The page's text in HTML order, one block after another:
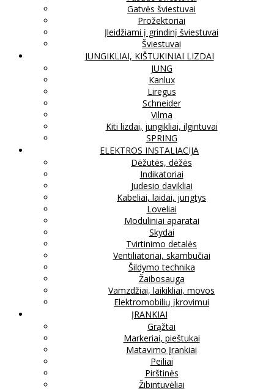
Gatvės šviestuvai
Prožektoriai
Įleidžiami į grindinį šviestuvai
Šviestuvai
JUNGIKLIAI, KIŠTUKINIAI LIZDAI
JUNG
Kanlux
Liregus
Schneider
Vilma
Kiti lizdai, jungikliai, ilgintuvai
SPRING
ELEKTROS INSTALIACIJA
Dėžutės, dėžės
Indikatoriai
Judesio davikliai
Kabeliai, laidai, jungtys
Loveliai
Moduliniai aparatai
Skydai
Tvirtinimo detalės
Ventiliatoriai, skambučiai
Šildymo technika
Žaibosauga
Vamzdžiai, laikikliai, movos
Elektromobilių įkrovimui
ĮRANKIAI
Grąžtai
Markeriai, pieštukai
Matavimo Įrankiai
Peiliai
Pirštinės
Žibintuvėliai